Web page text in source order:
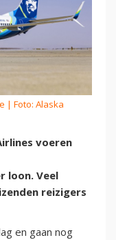
| Foto: Alaska
voeren
loon. Veel
reizigers
en gaan nog